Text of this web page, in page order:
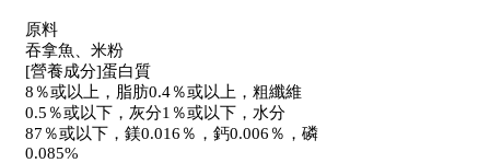
原料
吞拿魚、米粉
[營養成分]蛋白質
8％或以上，脂肪0.4％或以上，粗纖維
0.5％或以下，灰分1％或以下，水分
87％或以下，鎂0.016％，鈣0.006％，磷
0.085%